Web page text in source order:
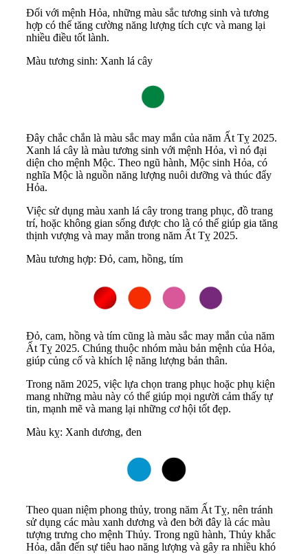
Đối với mệnh Hỏa, những màu sắc tương sinh và tương
hợp có thể tăng cường năng lượng tích cực và mang lại
nhiều điều tốt lành.
Màu tương sinh: Xanh lá cây
Đây chắc chắn là màu sắc may mắn của năm Ất Tỵ 2025.
Xanh lá cây là màu tương sinh với mệnh Hỏa, vì nó đại
diện cho mệnh Mộc. Theo ngũ hành, Mộc sinh Hỏa, có
nghĩa Mộc là nguồn năng lượng nuôi dưỡng và thúc đẩy
Hỏa.
Việc sử dụng màu xanh lá cây trong trang phục, đồ trang
trí, hoặc không gian sống được cho là có thể giúp gia tăng
thịnh vượng và may mắn trong năm Ất Tỵ 2025.
Màu tương hợp: Đỏ, cam, hồng, tím
Đỏ, cam, hồng và tím cũng là màu sắc may mắn của năm
Ất Tỵ 2025. Chúng thuộc nhóm màu bản mệnh của Hỏa,
giúp củng cố và khích lệ năng lượng bản thân.
Trong năm 2025, việc lựa chọn trang phục hoặc phụ kiện
mang những màu này có thể giúp mọi người cảm thấy tự
tin, mạnh mẽ và mang lại những cơ hội tốt đẹp.
Màu kỵ: Xanh dương, đen
Theo quan niệm phong thủy, trong năm Ất Tỵ, nên tránh
sử dụng các màu xanh dương và đen bởi đây là các màu
tượng trưng cho mệnh Thủy. Trong ngũ hành, Thủy khắc
Hỏa, dẫn đến sự tiêu hao năng lượng và gây ra nhiều khó